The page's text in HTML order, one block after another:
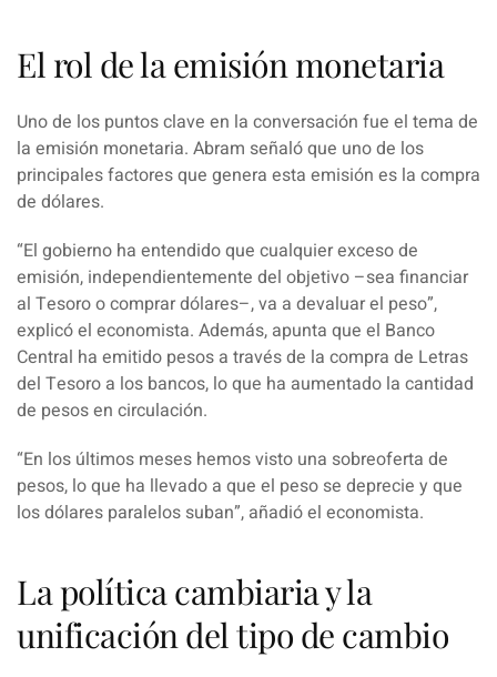
El rol de la emisión monetaria
Uno de los puntos clave en la conversación fue el tema de
la emisión monetaria. Abram señaló que uno de los
principales factores que genera esta emisión es la compra
de dólares.
“El gobierno ha entendido que cualquier exceso de
emisión, independientemente del objetivo –sea financiar
al Tesoro o comprar dólares–, va a devaluar el peso”,
explicó el economista. Además, apunta que el Banco
Central ha emitido pesos a través de la compra de Letras
del Tesoro a los bancos, lo que ha aumentado la cantidad
de pesos en circulación.
“En los últimos meses hemos visto una sobreoferta de
pesos, lo que ha llevado a que el peso se deprecie y que
los dólares paralelos suban”, añadió el economista.
La política cambiaria y la
unificación del tipo de cambio